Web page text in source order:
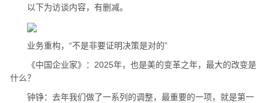
以下为访谈内容，有删减。
业务重构，“不是非要证明决策是对的”
《中国企业家》：2025年，也是美的变革之年，最大的改变是
什么？
钟铮：去年我们做了一系列的调整，最重要的一项，就是第一